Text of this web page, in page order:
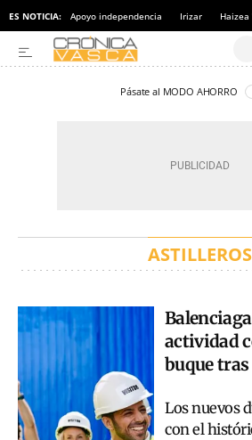
ES NOTICIA: Apoyo independencia Irizar Haizea
Pásate al MODO AHORRO
ASTILLEROS
actividad
buque
Los nuevos
con el